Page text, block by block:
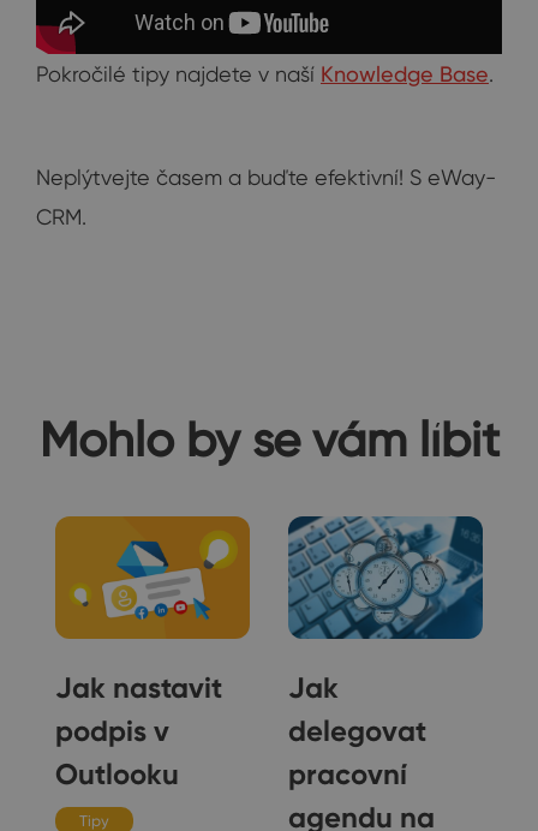
Pokročilé tipy najdete v naší Knowledge Base.
Neplýtvejte časem a buďte efektivní! S eWay-
CRM.
Mohlo by se vám líbit
Jak nastavit
podpis v
Outlooku
Tipy
Jak
delegovat
pracovní
agendu na